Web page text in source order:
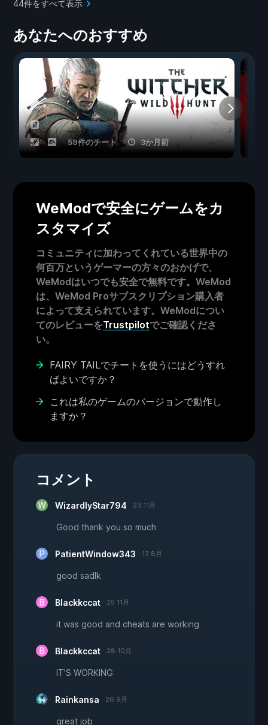
44件をすべて表示
あなたへのおすすめ
59件のチート 3か月前
WeModで安全にゲームをカ
スタマイズ
コミュニティに加わってくれている世界中の
何百万というゲーマーの方々のおかげで、
WeModはいつでも安全で無料です。WeMod
は、WeMod Proサブスクリプション購入者
によって支えられています。WeModについ
てのレビューをTrustpilotでご確認くださ
い。
FAIRY TAILでチートを使うにはどうすれ
ばよいですか？
これは私のゲームのバージョンで動作し
ますか？
コメント
WizardlyStar794 23 11月
Good thank you so much
PatientWindow343 13 8月
good sadlk
Blackkccat 25 11月
it was good and cheats are working
Blackkccat 28 10月
IT'S WORKING
Rainkansa 26 9月
great job